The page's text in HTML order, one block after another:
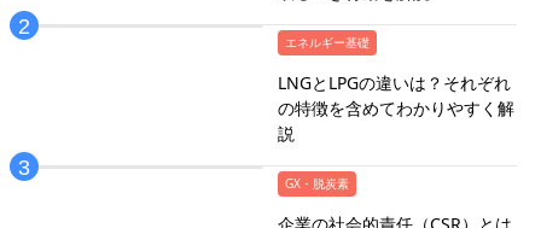
エネルギー基礎
LNGとLPGの違いは？それぞれ
の特徴を含めてわかりやすく解
説
GX・脱炭素